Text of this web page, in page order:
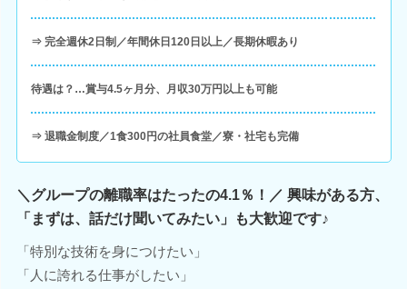
⇒ 完全週休2日制／年間休日120日以上／長期休暇あり
待遇は？…賞与4.5ヶ月分、月収30万円以上も可能
⇒ 退職金制度／1食300円の社員食堂／寮・社宅も完備
＼グループの離職率はたったの4.1％！／ 興味がある方、
「まずは、話だけ聞いてみたい」も大歓迎です♪
「特別な技術を身につけたい」
「人に誇れる仕事がしたい」